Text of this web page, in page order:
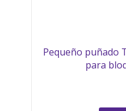
Pequeño puñado
para